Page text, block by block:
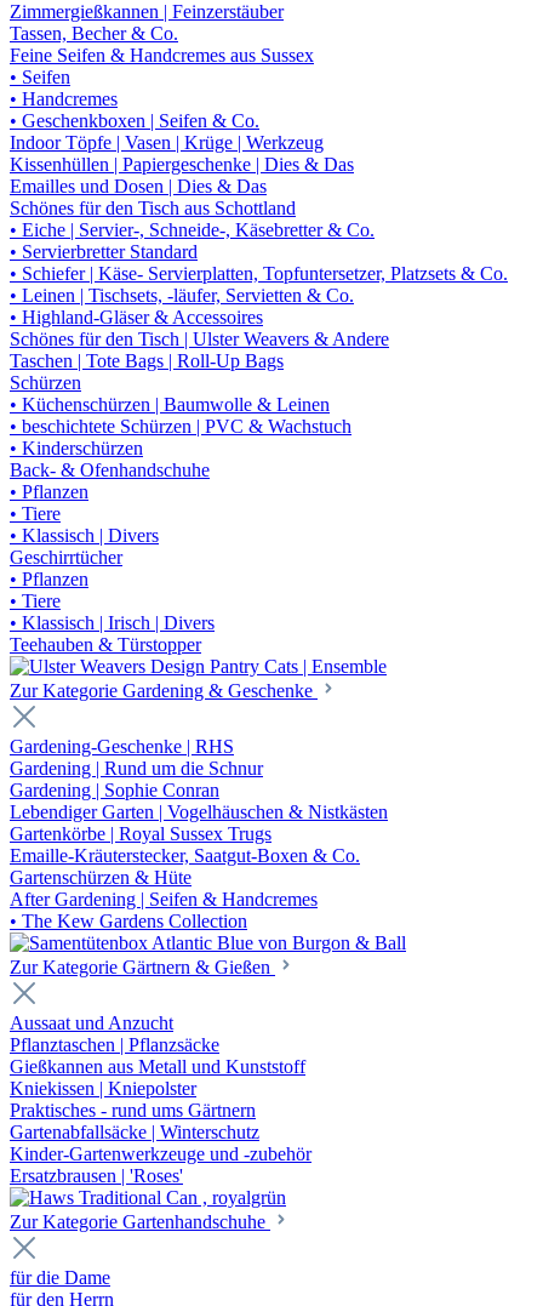
Zimmergießkannen | Feinzerstäuber
Tassen, Becher & Co.
Feine Seifen & Handcremes aus Sussex
• Seifen
• Handcremes
• Geschenkboxen | Seifen & Co.
Indoor Töpfe | Vasen | Krüge | Werkzeug
Kissenhüllen | Papiergeschenke | Dies & Das
Emailles und Dosen | Dies & Das
Schönes für den Tisch aus Schottland
• Eiche | Servier-, Schneide-, Käsebretter & Co.
• Servierbretter Standard
• Schiefer | Käse- Servierplatten, Topfuntersetzer, Platzsets & Co.
• Leinen | Tischsets, -läufer, Servietten & Co.
• Highland-Gläser & Accessoires
Schönes für den Tisch | Ulster Weavers & Andere
Taschen | Tote Bags | Roll-Up Bags
Schürzen
• Küchenschürzen | Baumwolle & Leinen
• beschichtete Schürzen | PVC & Wachstuch
• Kinderschürzen
Back- & Ofenhandschuhe
• Pflanzen
• Tiere
• Klassisch | Divers
Geschirrtücher
• Pflanzen
• Tiere
• Klassisch | Irisch | Divers
Teehauben & Türstopper
Zur Kategorie Gardening & Geschenke
Gardening-Geschenke | RHS
Gardening | Rund um die Schnur
Gardening | Sophie Conran
Lebendiger Garten | Vogelhäuschen & Nistkästen
Gartenkörbe | Royal Sussex Trugs
Emaille-Kräuterstecker, Saatgut-Boxen & Co.
Gartenschürzen & Hüte
After Gardening | Seifen & Handcremes
• The Kew Gardens Collection
Zur Kategorie Gärtnern & Gießen
Aussaat und Anzucht
Pflanztaschen | Pflanzsäcke
Gießkannen aus Metall und Kunststoff
Kniekissen | Kniepolster
Praktisches - rund ums Gärtnern
Gartenabfallsäcke | Winterschutz
Kinder-Gartenwerkzeuge und -zubehör
Ersatzbrausen | 'Roses'
Zur Kategorie Gartenhandschuhe
für die Dame
für den Herrn